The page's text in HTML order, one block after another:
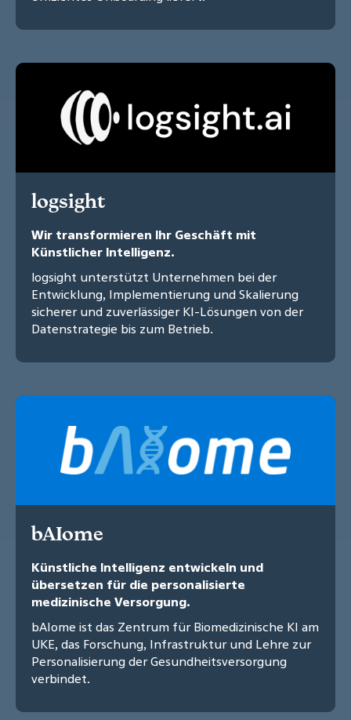
logsight
Wir transformieren Ihr Geschäft mit
Künstlicher Intelligenz.
logsight unterstützt Unternehmen bei der
Entwicklung, Implementierung und Skalierung
sicherer und zuverlässiger KI-Lösungen von der
Datenstrategie bis zum Betrieb.
bAIome
Künstliche Intelligenz entwickeln und
übersetzen für die personalisierte
medizinische Versorgung.
bAIome ist das Zentrum für Biomedizinische KI am
UKE, das Forschung, Infrastruktur und Lehre zur
Personalisierung der Gesundheitsversorgung
verbindet.